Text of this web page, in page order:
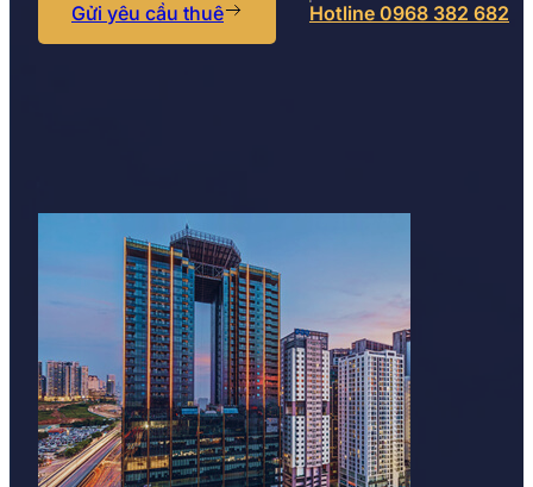
Gửi yêu cầu thuê Hotline 0968 382 682